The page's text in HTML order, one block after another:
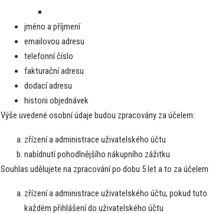
jméno a příjmení
emailovou adresu
telefonní číslo
fakturační adresu
dodací adresu
historii objednávek
Výše uvedené osobní údaje budou zpracovány za účelem:
zřízení a administrace uživatelského účtu
nabídnutí pohodlnějšího nákupního zážitku
Souhlas udělujete na zpracování po dobu 5 let a to za účelem:
zřízení a administrace uživatelského účtu, pokud
každém přihlášení do uživatelského účtu